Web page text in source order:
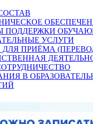
ПОДДЕРЖКИ
УСЛУГИ
ПРИЁМА
В